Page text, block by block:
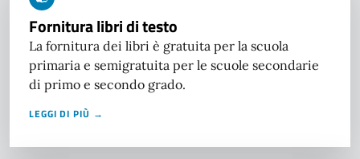
Fornitura libri di testo
La fornitura dei libri è gratuita per la scuola
primaria e semigratuita per le scuole secondarie
di primo e secondo grado.
LEGGI DI PIÙ →